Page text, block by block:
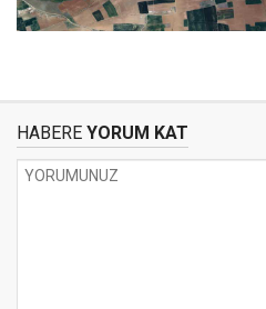
HABERE YORUM KAT